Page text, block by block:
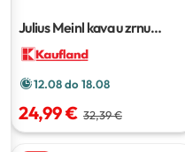
Julius Meinl kava u zrnu
12.08 do 18.08
24,99 € 32,39 €